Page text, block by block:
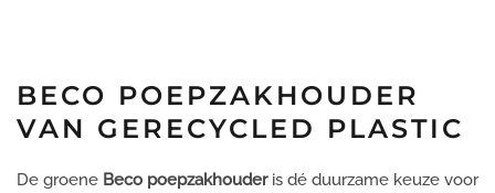
BECO POEPZAKHOUDER
VAN GERECYCLED PLASTIC
De groene Beco poepzakhouderis dé duurzame keuze voor